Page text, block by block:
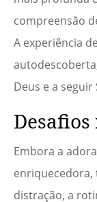
compreensão
A experiência
Deus e a
Embora a
enriquecedora,
distração, a